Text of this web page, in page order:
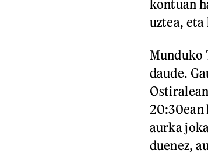
kontuan
uztea, eta
Munduko
daude.
20:30ean
aurka
duenez,